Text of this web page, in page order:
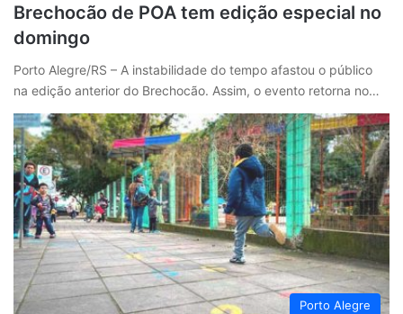
Brechocão de POA tem edição especial no
domingo
Porto Alegre/RS – A instabilidade do tempo afastou o público
na edição anterior do Brechocão. Assim, o evento retorna no…
Porto Alegre